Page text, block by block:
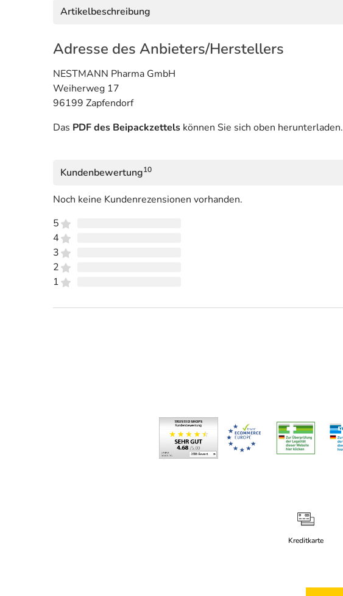
Artikelbeschreibung
Adresse des Anbieters/Herstellers
NESTMANN Pharma GmbH
Weiherweg 17
96199 Zapfendorf
Das PDF des Beipackzettels können Sie sich oben herunterladen.
Kundenbewertung10
Noch keine Kundenrezensionen vorhanden.
5
4
3
2
1
Kreditkarte